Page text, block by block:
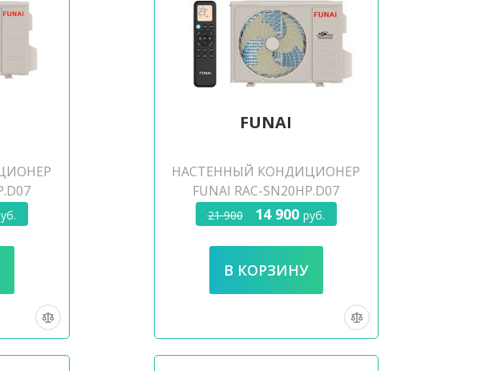
FUNAI
НАСТЕННЫЙ КОНДИЦИОНЕР
FUNAI RAC-SN20HP.D07
21 900 14 900 руб.